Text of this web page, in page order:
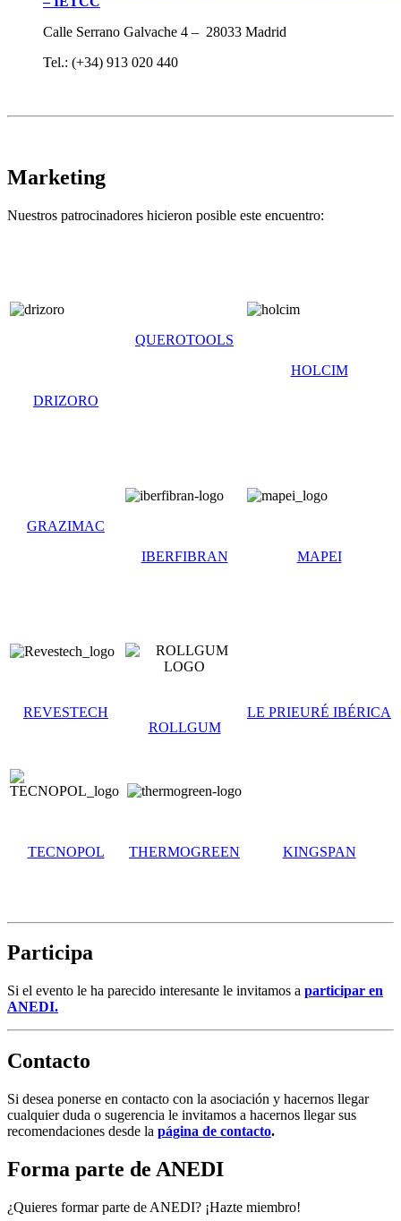
Calle Serrano Galvache 4 – 28033 Madrid
Tel.: (+34) 913 020 440
Marketing
Nuestros patrocinadores hicieron posible este encuentro:
DRIZORO
QUEROTOOLS
HOLCIM
GRAZIMAC
IBERFIBRAN
MAPEI
REVESTECH
ROLLGUM
LE PRIEURÉ IBÉRICA
TECNOPOL THERMOGREEN KINGSPAN
Participa
Si el evento le ha parecido interesante le invitamos a participar en
ANEDI.
Contacto
Si desea ponerse en contacto con la asociación y hacernos llegar
cualquier duda o sugerencia le invitamos a hacernos llegar sus
recomendaciones desde la página de contacto.
Forma parte de ANEDI
¿Quieres formar parte de ANEDI? ¡Hazte miembro!